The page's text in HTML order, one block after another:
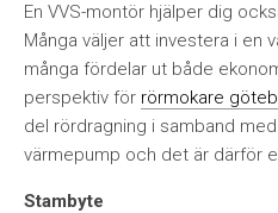
En VVS-montör hjälper dig
Många väljer att investera i en
många fördelar ut både
perspektiv för rörmokare
del rördragning i samband
värmepump och det är därför
Stambyte